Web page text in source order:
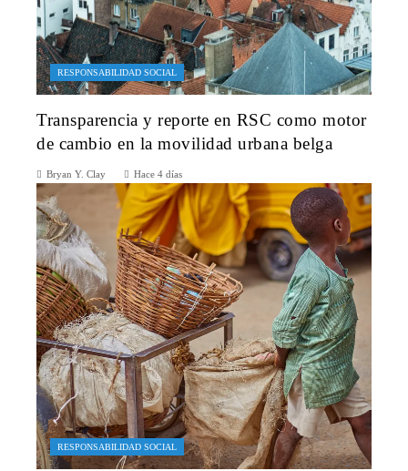
RESPONSABILIDAD SOCIAL
Transparencia y reporte en RSC como motor
de cambio en la movilidad urbana belga
Bryan Y. Clay Hace 4 días
RESPONSABILIDAD SOCIAL